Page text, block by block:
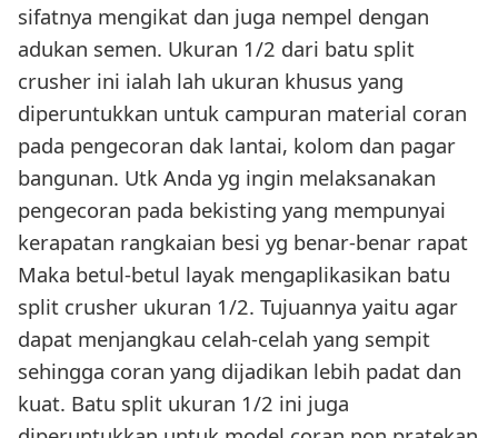
sifatnya mengikat dan juga nempel dengan
adukan semen. Ukuran 1/2 dari batu split
crusher ini ialah lah ukuran khusus yang
diperuntukkan untuk campuran material coran
pada pengecoran dak lantai, kolom dan pagar
bangunan. Utk Anda yg ingin melaksanakan
pengecoran pada bekisting yang mempunyai
kerapatan rangkaian besi yg benar-benar rapat
Maka betul-betul layak mengaplikasikan batu
split crusher ukuran 1/2. Tujuannya yaitu agar
dapat menjangkau celah-celah yang sempit
sehingga coran yang dijadikan lebih padat dan
kuat. Batu split ukuran 1/2 ini juga